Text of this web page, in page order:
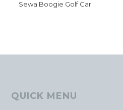
Sewa Boogie Golf Car
QUICK MENU